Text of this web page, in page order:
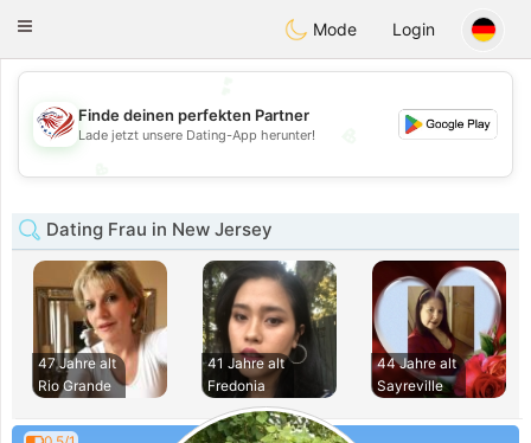
Dating
Toggle
Mode Login
💕
Finde deinen perfekten Partner
Lade jetzt unsere Dating-App herunter!
Dating Frau in New Jersey
47 Jahre alt
Rio Grande
41 Jahre alt
Fredonia
44 Jahre alt
Sayreville